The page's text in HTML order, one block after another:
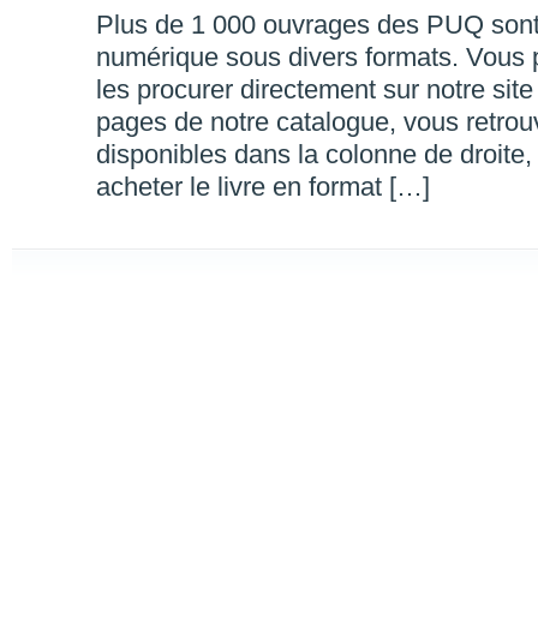
Plus de 1 000 ouvrages des PUQ
numérique sous divers formats. Vous
les procurer directement sur notre
pages de notre catalogue, vous
disponibles dans la colonne de
acheter le livre en format […]